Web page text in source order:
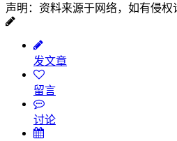
声明：资料来源于网络，如有侵权
发文章
留言
讨论